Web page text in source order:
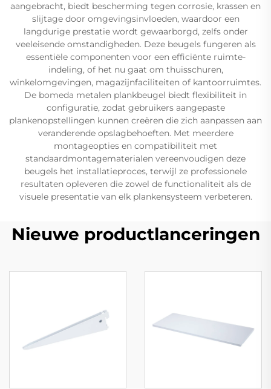
aangebracht, biedt bescherming tegen corrosie, krassen en
slijtage door omgevingsinvloeden, waardoor een
langdurige prestatie wordt gewaarborgd, zelfs onder
veeleisende omstandigheden. Deze beugels fungeren als
essentiële componenten voor een efficiënte ruimte-
indeling, of het nu gaat om thuisschuren,
winkelomgevingen, magazijnfaciliteiten of kantoorruimtes.
De bomeda metalen plankbeugel biedt flexibiliteit in
configuratie, zodat gebruikers aangepaste
plankenopstellingen kunnen creëren die zich aanpassen aan
veranderende opslagbehoeften. Met meerdere
montageopties en compatibiliteit met
standaardmontagematerialen vereenvoudigen deze
beugels het installatieproces, terwijl ze professionele
resultaten opleveren die zowel de functionaliteit als de
visuele presentatie van elk plankensysteem verbeteren.
Nieuwe productlanceringen